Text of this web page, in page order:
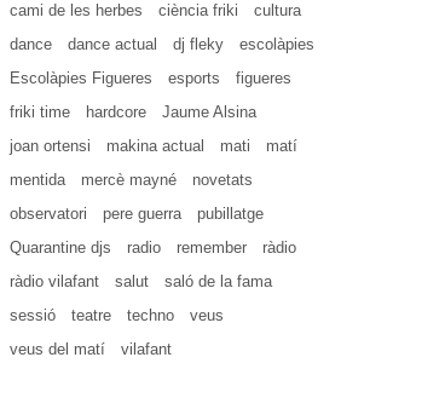
cami de les herbes
ciència friki
cultura
dance
dance actual dj fleky
escolàpies
Escolàpies Figueres
esports
figueres
friki time
hardcore
Jaume Alsina
joan ortensi
makina actual mati
matí
mentida
mercè mayné
novetats
observatori
pere guerra
pubillatge
Quarantine djs
radio remember
ràdio
ràdio vilafant
salut
saló de la fama
sessió
teatre techno
veus
veus del matí
vilafant